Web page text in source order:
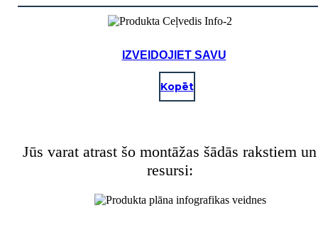
IZVEIDOJIET SAVU
Kopēt
Jūs varat atrast šo montāžas šādās rakstiem un
resursi: